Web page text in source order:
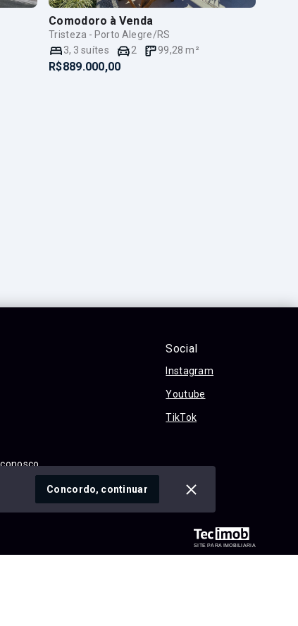
Comodoro à Venda
Tristeza - Porto Alegre/RS
3, 3 suítes 2 99,28 m²
R$889.000,00
Social
Instagram
Youtube
TikTok
SITE PARA IMOBILIARIA
Concordo, continuar